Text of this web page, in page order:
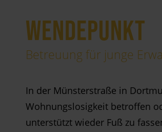
WENDEPUNKT
Betreuung für junge
In der Münsterstraße in
Wohnungslosigkeit betroffen
unterstützt wieder Fuß zu